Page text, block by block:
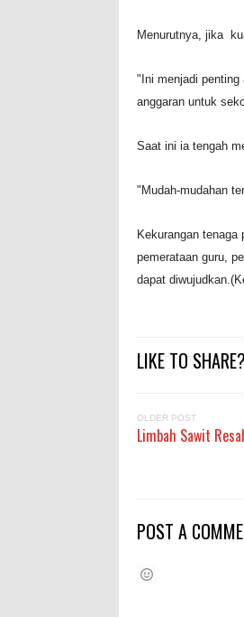
Menurutnya, jika
"Ini menjadi penting
anggaran untuk
Saat ini ia tengah
"Mudah-mudahan
Kekurangan
pemerataan guru,
dapat
LIKE TO SHARE?
OLDER POST
Limbah Sawit
POST A